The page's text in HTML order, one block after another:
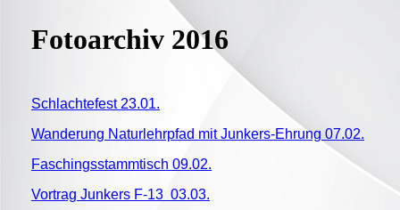
Fotoarchiv 2016
Schlachtefest 23.01.
Wanderung Naturlehrpfad mit Junkers-Ehrung 07.02.
Faschingsstammtisch 09.02.
Vortrag Junkers F-13 03.03.